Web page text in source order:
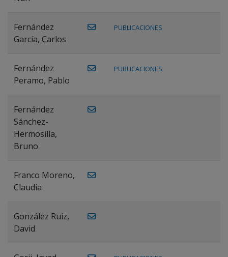
Fernández
García, Carlos
PUBLICACIONES
Fernández
Peramo, Pablo
PUBLICACIONES
Fernández
Sánchez-
Hermosilla,
Bruno
Franco Moreno,
Claudia
González Ruiz,
David